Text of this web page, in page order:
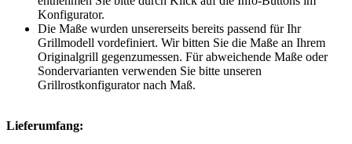
Konfigurator.
Die Maße wurden unsererseits bereits passend für Ihr
Grillmodell vordefiniert. Wir bitten Sie die Maße an Ihrem
Originalgrill gegenzumessen. Für abweichende Maße oder
Sondervarianten verwenden Sie bitte unseren
Grillrostkonfigurator nach Maß.
Lieferumfang: